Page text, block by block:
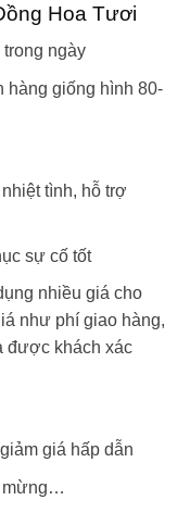
Hoa Tươi
ngày
hàng giống hình 80-
tình, hỗ trợ
sự cố tốt
nhiều giá cho
như phí giao hàng,
được khách xác
giá hấp dẫn
mừng…